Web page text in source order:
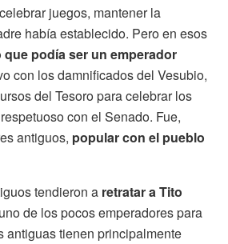
juegos, mantener la
había establecido. Pero en esos
podía ser un emperador
con los damnificados del Vesubio,
del Tesoro para celebrar los
con el Senado. Fue,
antiguos, popular con el pueblo
tendieron a retratar a Tito
de los pocos emperadores para
antiguas tienen principalmente